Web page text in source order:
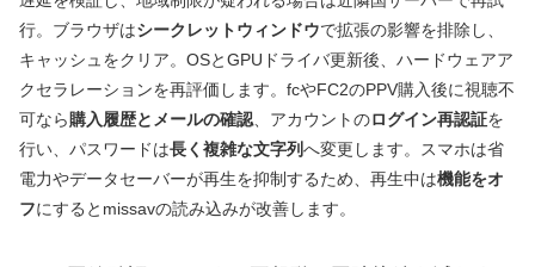
行。ブラウザはシークレットウィンドウで拡張の影響を排除し、
キャッシュをクリア。OSとGPUドライバ更新後、ハードウェアア
クセラレーションを再評価します。fcやFC2のPPV購入後に視聴不
可なら 購入履歴とメールの確認 、アカウントのログイン再認証を
行い、パスワードは長く複雑な文字列へ変更します。スマホは省
電力やデータセーバーが再生を抑制するため、再生中は機能をオ
フにするとmissavの読み込みが改善します。